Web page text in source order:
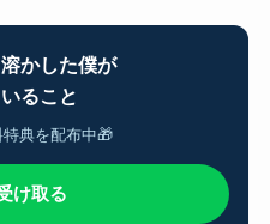
かした僕が
ること
典を配布中🎁
け取る